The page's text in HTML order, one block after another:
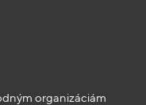
organizáciám